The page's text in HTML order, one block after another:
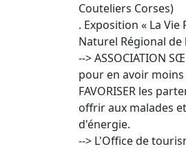
Couteliers Corses)
. Exposition « La
Naturel Régional de
--> ASSOCIATION
pour en avoir moins
FAVORISER les
offrir aux malades
d'énergie.
--> L'Office de